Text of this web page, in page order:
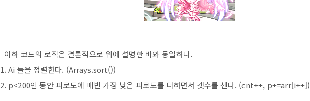
이하 코드의 로직은 결론적으로 위에 설명한 바와 동일하다.
1. Ai 들을 정렬한다. (Arrays.sort())
2. p<200인 동안 피로도에 매번 가장 낮은 피로도를 더하면서 갯수를 센다. (cnt++, p+=arr[i++])